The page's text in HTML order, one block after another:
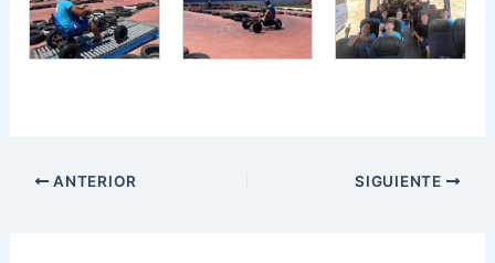
ANTERIOR SIGUIENTE